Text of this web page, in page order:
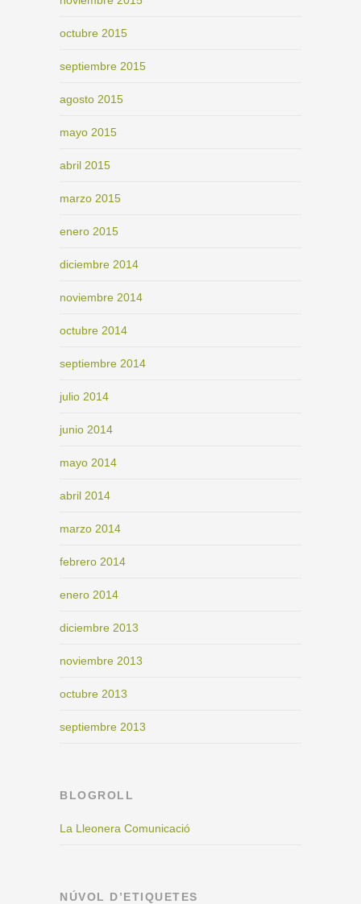
octubre 2015
septiembre 2015
agosto 2015
mayo 2015
abril 2015
marzo 2015
enero 2015
diciembre 2014
noviembre 2014
octubre 2014
septiembre 2014
julio 2014
junio 2014
mayo 2014
abril 2014
marzo 2014
febrero 2014
enero 2014
diciembre 2013
noviembre 2013
octubre 2013
septiembre 2013
BLOGROLL
La Lleonera Comunicació
NÚVOL D’ETIQUETES